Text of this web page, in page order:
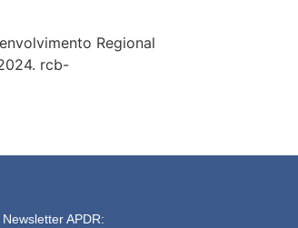
Regional
rcb-
APDR: